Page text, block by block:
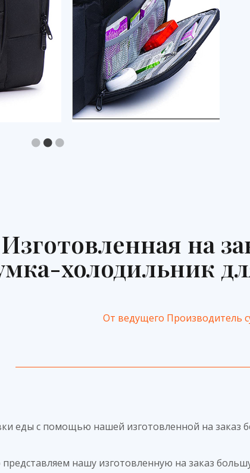
на
холодильник
От ведущего Производитель
еды с помощью нашей изготовленной на заказ
представляем нашу изготовленную на заказ